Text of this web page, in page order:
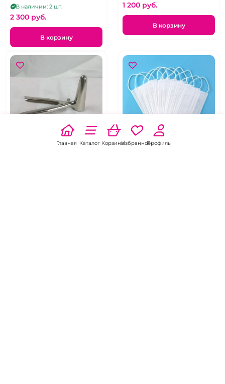
В наличии: 2 шт.
2 300 pуб.
В корзину
1 200 pуб.
В корзину
Главная Каталог КорзинаИзбранноеПрофиль